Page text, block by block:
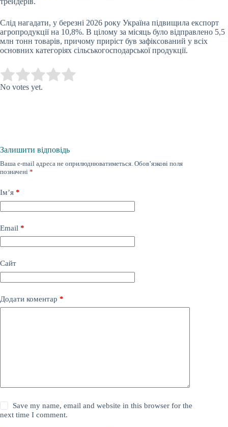
Слід нагадати, у березні 2026 року Україна підвищила експорт
агропродукції на 10,8%. В цілому за місяць було відправлено 5,5
млн тонн товарів, причому приріст був зафіксований у всіх
основних категоріях сільськогосподарської продукції.
Rate this item:
No votes yet.
Залишити відповідь
Ваша e-mail адреса не оприлюднюватиметься. Обов’язкові поля
позначені *
Ім’я *
Email *
Сайт
Додати коментар *
Save my name, email and website in this browser for the
next time I comment.